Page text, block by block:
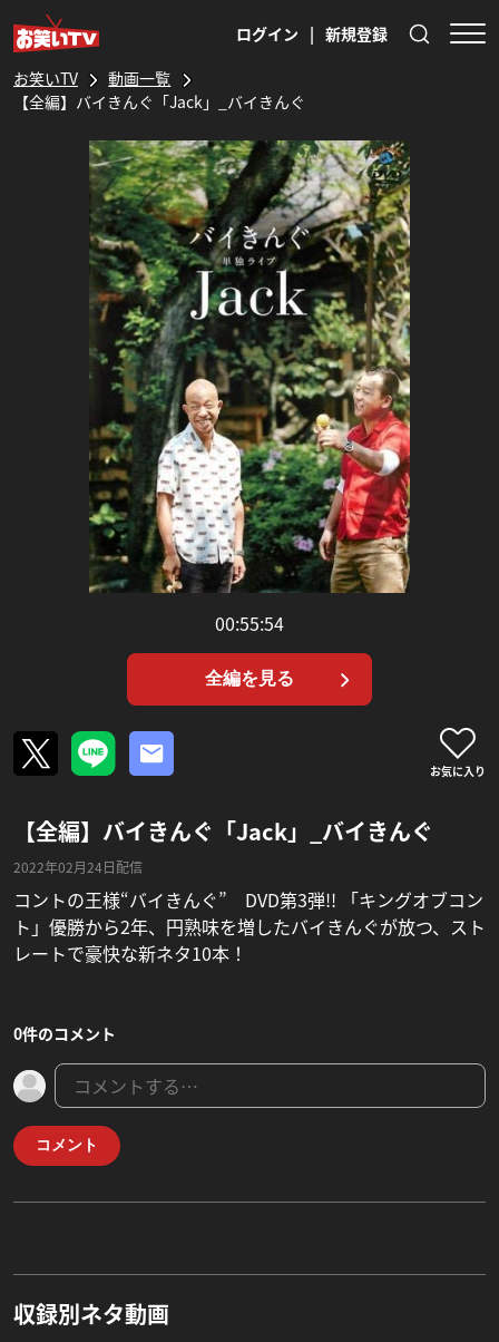
ログイン | 新規登録
お笑いTV
動画一覧
【全編】バイきんぐ「Jack」_バイきんぐ
00:55:54
全編を見る
お気に入り
【全編】バイきんぐ「Jack」_バイきんぐ
2022年02月24日配信
コントの王様“バイきんぐ” DVD第3弾!! 「キングオブコン
ト」優勝から2年、円熟味を増したバイきんぐが放つ、スト
レートで豪快な新ネタ10本！
0件のコメント
コメント
収録別ネタ動画